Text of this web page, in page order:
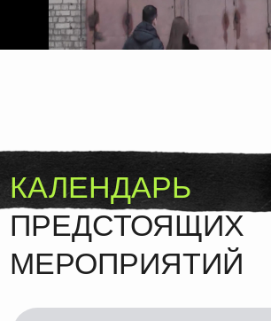
Маркет разместится
на набережной протяженностью
около 3 километров пешеходного
маршрута, соединяющего центр
города с Воробьёвыми горами.
Подробнее о локации